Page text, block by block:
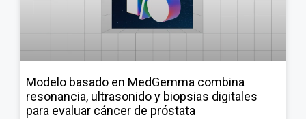
Modelo basado en MedGemma combina
resonancia, ultrasonido y biopsias digitales
para evaluar cáncer de próstata